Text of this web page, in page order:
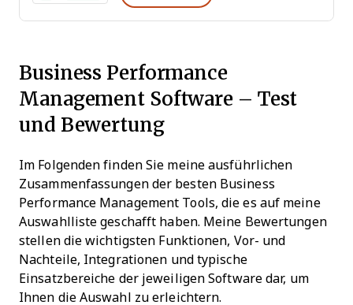
Business Performance
Management Software – Test
und Bewertung
Im Folgenden finden Sie meine ausführlichen
Zusammenfassungen der besten Business
Performance Management Tools, die es auf meine
Auswahlliste geschafft haben. Meine Bewertungen
stellen die wichtigsten Funktionen, Vor- und
Nachteile, Integrationen und typische
Einsatzbereiche der jeweiligen Software dar, um
Ihnen die Auswahl zu erleichtern.